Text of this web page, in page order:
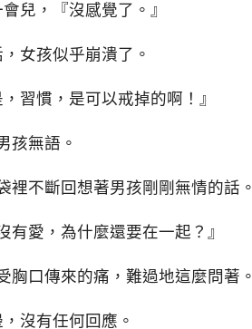
兒，『沒感覺了。』
女孩似乎崩潰了。
習慣，是可以戒掉的啊！』
孩無語。
裡不斷回想著男孩剛剛無情的話。
有愛，為什麼還要在一起？』
胸口傳來的痛，難過地這麼問著。
沒有任何回應。